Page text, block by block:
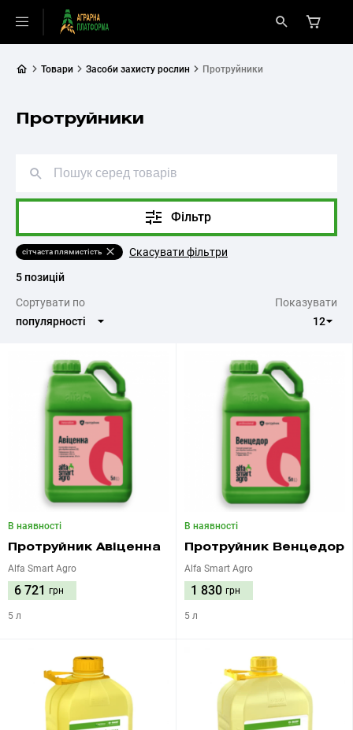
Товари Засоби захисту рослин Протруйники
Протруйники
сітчаста плямистість Скасувати фільтри
Фільтр
5 позицій
Cортувати по
Показувати
В наявності
Протруйник Авіценна
Alfa Smart Agro
6 721 грн
5 л
В наявності
Протруйник Венцедор
Alfa Smart Agro
1 830 грн
5 л